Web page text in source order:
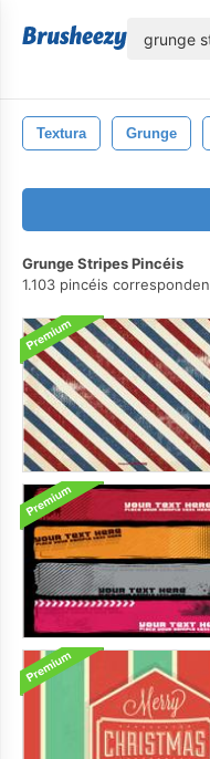
Textura Grunge
Grunge Stripes Pincéis
1.103 pincéis